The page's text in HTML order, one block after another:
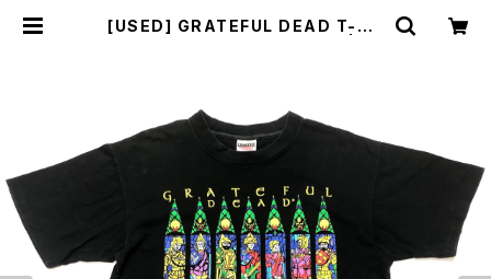
[USED] GRATEFUL DEAD T-SH